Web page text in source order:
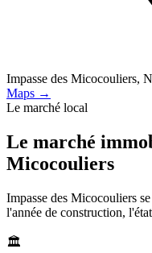
Impasse des Micocouliers,
Maps →
Le marché local
Le marché
Micocouliers
Impasse des Micocouliers
l'année de construction,
🏛️